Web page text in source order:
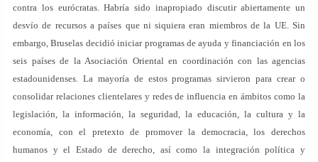
contra los eurócratas. Habría sido inapropiado discutir abiertamente un
desvío de recursos a países que ni siquiera eran miembros de la UE. Sin
embargo, Bruselas decidió iniciar programas de ayuda y financiación en los
seis países de la Asociación Oriental en coordinación con las agencias
estadounidenses. La mayoría de estos programas sirvieron para crear o
consolidar relaciones clientelares y redes de influencia en ámbitos como la
legislación, la información, la seguridad, la educación, la cultura y la
economía, con el pretexto de promover la democracia, los derechos
humanos y el Estado de derecho, así como la integración política y